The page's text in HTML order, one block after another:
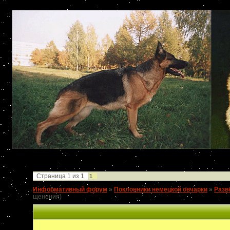
Страница 1 из 1 1
Информативный форум » Поклонники немецкой овчарки »
щенения)